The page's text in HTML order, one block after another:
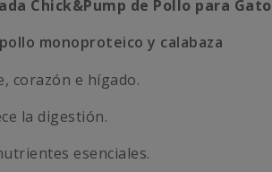
Chick&Pump de Pollo para Gato
monoproteico y calabaza
corazón e hígado.
la digestión.
esenciales.